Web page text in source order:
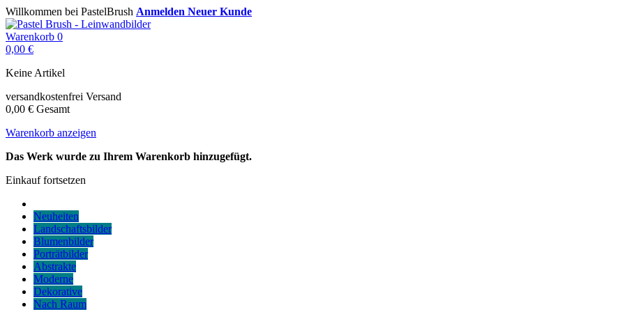
Willkommen bei PastelBrush Anmelden Neuer Kunde
Warenkorb 0
0,00 €
Keine Artikel
versandkostenfrei Versand
0,00 € Gesamt
Warenkorb anzeigen
Das Werk wurde zu Ihrem Warenkorb hinzugefügt.
Einkauf fortsetzen
Neuheiten
Landschaftsbilder
Blumenbilder
Porträtbilder
Abstrakte
Moderne
Dekorative
Nach Raum